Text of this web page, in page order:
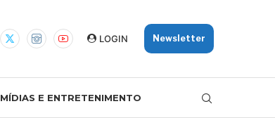
LOGIN Newsletter
MÍDIAS E ENTRETENIMENTO